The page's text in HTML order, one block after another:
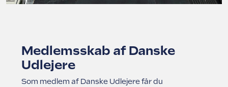
Medlemsskab af Danske
Udlejere
Som medlem af Danske Udlejere får du